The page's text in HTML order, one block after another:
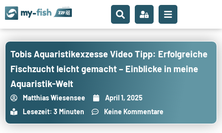
Tobis Aquaristikexzesse Video Tipp: Erfolgreiche
Fischzucht leicht gemacht – Einblicke in meine
Aquaristik-Welt
Matthias Wiesensee
April 1, 2025
Lesezeit: 3 Minuten
Keine Kommentare